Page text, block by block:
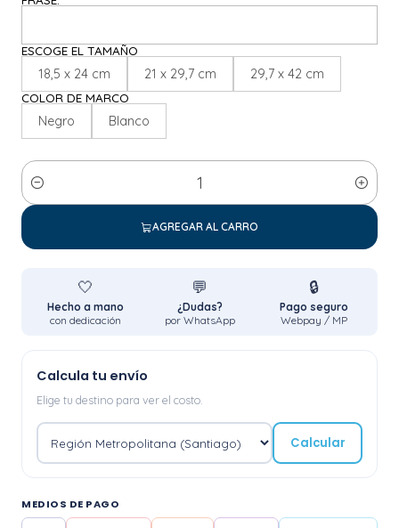
ESCOGE EL TAMAÑO
18,5 x 24 cm 21 x 29,7 cm 29,7 x 42 cm
COLOR DE MARCO
Negro Blanco
Cantidad
AGREGAR AL CARRO
🤍
Hecho a mano
con dedicación
💬
¿Dudas?
por WhatsApp
🔒
Pago seguro
Webpay / MP
Calcula tu envío
Elige tu destino para ver el costo.
Calcular
MEDIOS DE PAGO